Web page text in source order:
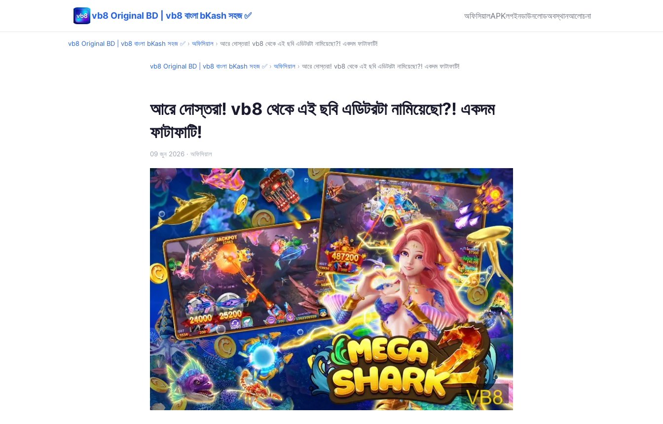
vb8 Original BD | vb8 বাংলা bKash সহজ ✅ অফিসিয়ালAPKলগইনডাউনলোডঅবস্থানআলোচনা
vb8 Original BD | vb8 বাংলা bKash সহজ ✅ › অফিসিয়াল › আরে দোস্তরা! vb8 থেকে এই ছবি এডিটরটা নামিয়েছো?! একদম ফাটাফাটি!
vb8 Original BD | vb8 বাংলা bKash সহজ ✅ › অফিসিয়াল › আরে দোস্তরা! vb8 থেকে এই ছবি এডিটরটা নামিয়েছো?! একদম ফাটাফাটি!
আরে দোস্তরা! vb8 থেকে এই ছবি এডিটরটা নামিয়েছো?! একদম
ফাটাফাটি!
09 জুন 2026 · অফিসিয়াল